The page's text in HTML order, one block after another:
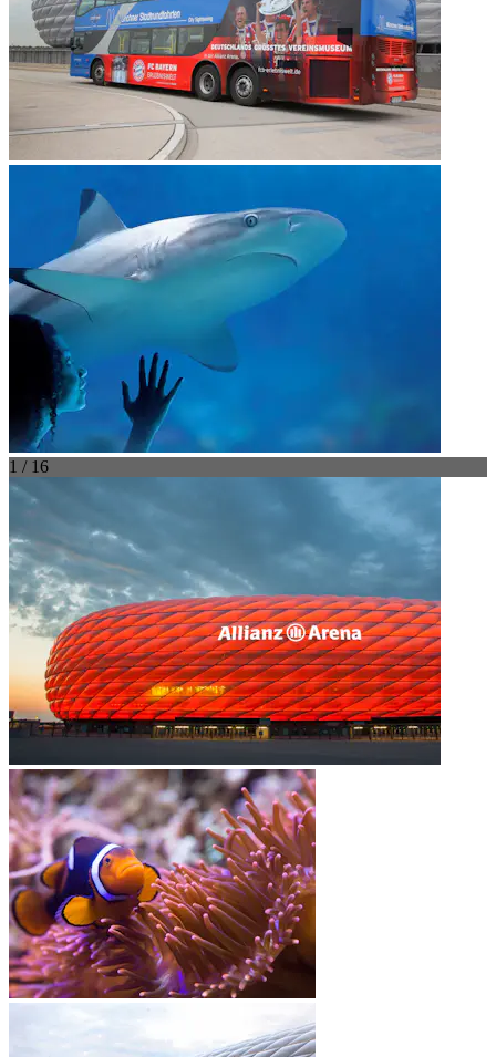
1 / 16